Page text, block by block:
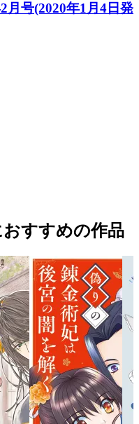
月号(2020年1月4日発
すすめの作品